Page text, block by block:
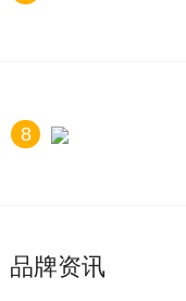
8
品牌资讯